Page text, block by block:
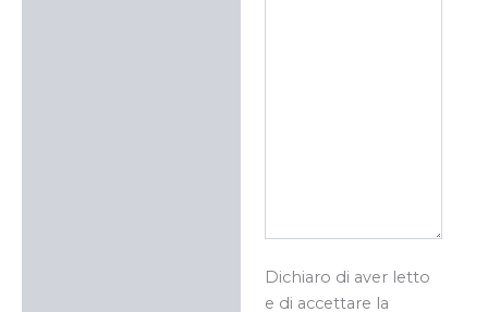
Dichiaro di aver letto
e di accettare la